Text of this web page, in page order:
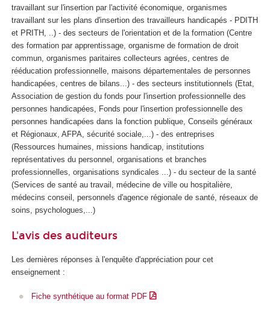
travaillant sur l'insertion par l'activité économique, organismes
travaillant sur les plans d'insertion des travailleurs handicapés - PDITH
et PRITH, ..) - des secteurs de l'orientation et de la formation (Centre
des formation par apprentissage, organisme de formation de droit
commun, organismes paritaires collecteurs agrées, centres de
rééducation professionnelle, maisons départementales de personnes
handicapées, centres de bilans...) - des secteurs institutionnels (Etat,
Association de gestion du fonds pour l'insertion professionnelle des
personnes handicapées, Fonds pour l'insertion professionnelle des
personnes handicapées dans la fonction publique, Conseils généraux
et Régionaux, AFPA, sécurité sociale,...) - des entreprises
(Ressources humaines, missions handicap, institutions
représentatives du personnel, organisations et branches
professionnelles, organisations syndicales ...) - du secteur de la santé
(Services de santé au travail, médecine de ville ou hospitalière,
médecins conseil, personnels d'agence régionale de santé, réseaux de
soins, psychologues,...)
L'avis des auditeurs
Les dernières réponses à l'enquête d'appréciation pour cet
enseignement :
Fiche synthétique au format PDF